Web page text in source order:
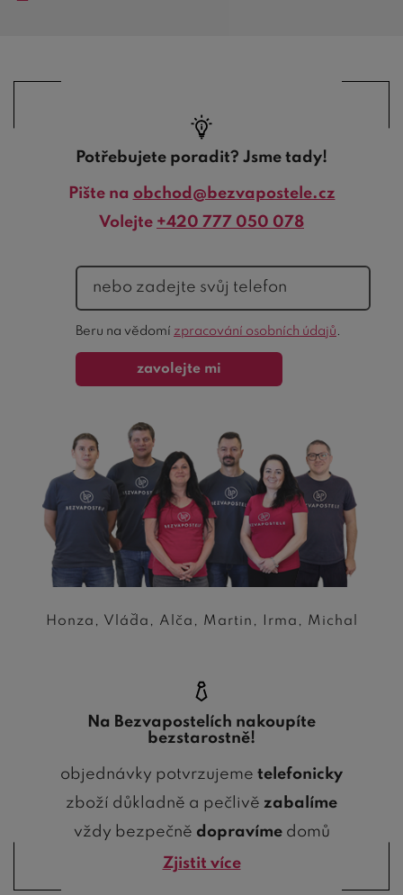
Honza, Vláďa, Alča, Martin, Irma, Michal
Potřebujete poradit? Jsme tady!
Pište na obchod@bezvapostele.cz
Volejte +420 777 050 078
telefon
formuláře
Beru na vědomí zpracování osobních údajů
zavolejte mi
Na Bezvapostelích nakoupíte
bezstarostně!
objednávky potvrzujeme telefonicky
zboží důkladně a pečlivě zabalíme
vždy bezpečně dopravímedomů
Zjistit více